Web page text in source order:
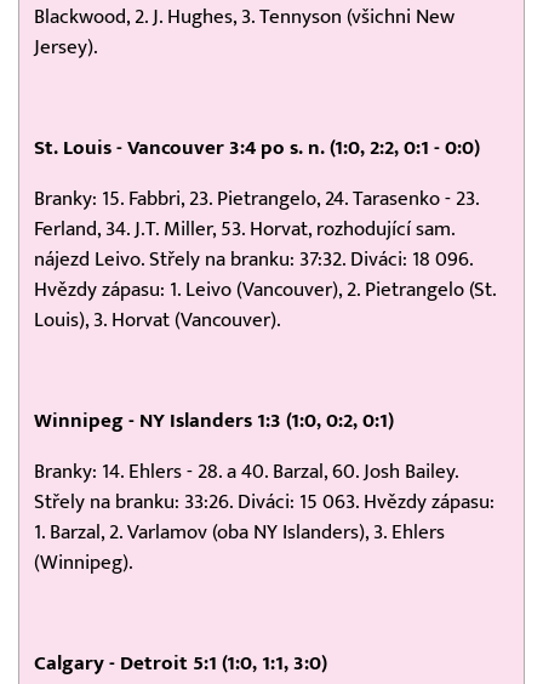
Blackwood, 2. J. Hughes, 3. Tennyson (všichni New
Jersey).
St. Louis - Vancouver 3:4 po s. n. (1:0, 2:2, 0:1 - 0:0)
Branky: 15. Fabbri, 23. Pietrangelo, 24. Tarasenko - 23.
Ferland, 34. J.T. Miller, 53. Horvat, rozhodující sam.
nájezd Leivo. Střely na branku: 37:32. Diváci: 18 096.
Hvězdy zápasu: 1. Leivo (Vancouver), 2. Pietrangelo (St.
Louis), 3. Horvat (Vancouver).
Winnipeg - NY Islanders 1:3 (1:0, 0:2, 0:1)
Branky: 14. Ehlers - 28. a 40. Barzal, 60. Josh Bailey.
Střely na branku: 33:26. Diváci: 15 063. Hvězdy zápasu:
1. Barzal, 2. Varlamov (oba NY Islanders), 3. Ehlers
(Winnipeg).
Calgary - Detroit 5:1 (1:0, 1:1, 3:0)